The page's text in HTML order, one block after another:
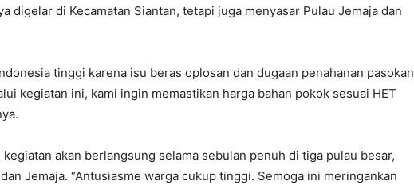
digelar di Kecamatan Siantan, tetapi juga menyasar Pulau Jemaja dan
tinggi karena isu beras oplosan dan dugaan penahanan pasokan
kegiatan ini, kami ingin memastikan harga bahan pokok sesuai HET
akan berlangsung selama sebulan penuh di tiga pulau besar,
Jemaja. “Antusiasme warga cukup tinggi. Semoga ini meringankan